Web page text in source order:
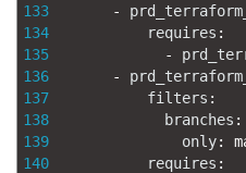
133
134
135
136
137
138
139
140
-
requires :
-
-
filters :
branches :
only:
requires :